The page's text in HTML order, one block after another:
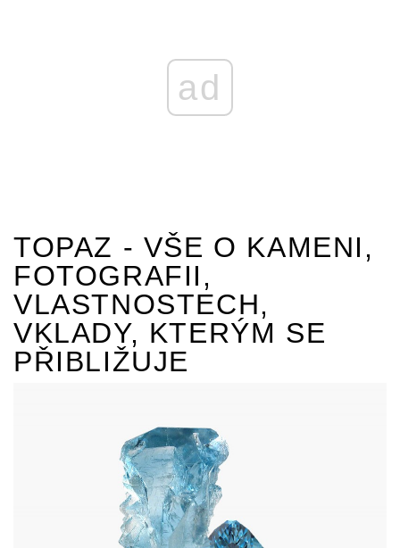
ad
TOPAZ - VŠE O KAMENI,
FOTOGRAFII,
VLASTNOSTECH,
VKLADY, KTERÝM SE
PŘIBLIŽUJE